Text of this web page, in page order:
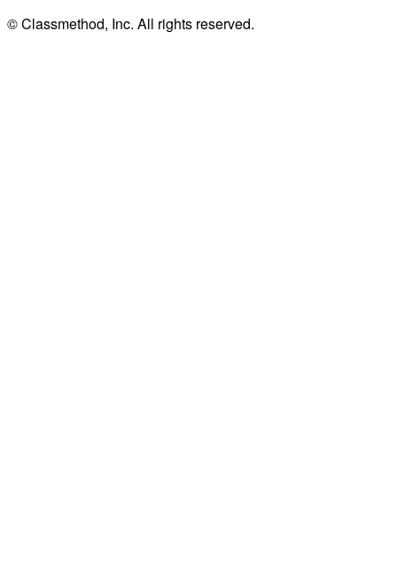
© Classmethod, Inc. All rights reserved.